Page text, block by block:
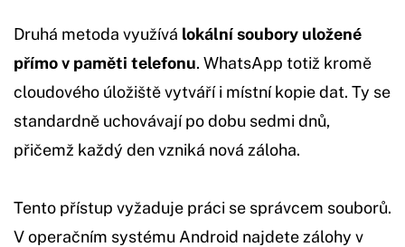
Druhá metoda využívá lokální soubory uložené
přímo v paměti telefonu. WhatsApp totiž kromě
cloudového úložiště vytváří i místní kopie dat. Ty se
standardně uchovávají po dobu sedmi dnů,
přičemž každý den vzniká nová záloha.
Tento přístup vyžaduje práci se správcem souborů.
V operačním systému Android najdete zálohy v